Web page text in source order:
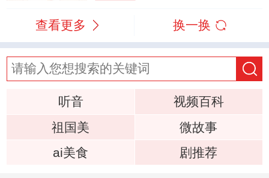
查看更多 换一换
听音
视频百科
祖国美
微故事
ai美食
剧推荐